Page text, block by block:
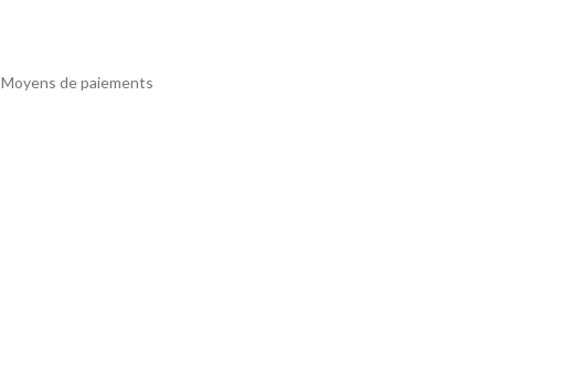
Moyens de paiements